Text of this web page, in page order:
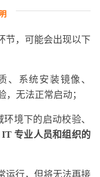
节，可能会出现以下
、系统安装镜像、
，无法正常启动；
境下的启动校验、
IT 专业人员和组织的
运行，但将无法再接